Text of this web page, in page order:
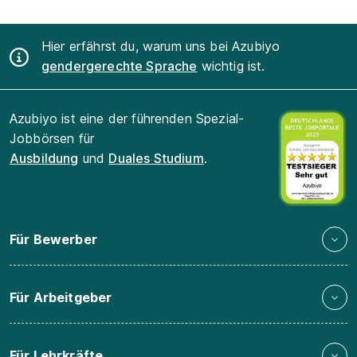
Hier erfährst du, warum uns bei Azubiyo
gendergerechte Sprache wichtig ist.
Azubiyo ist eine der führenden Spezial-
Jobbörsen für
Ausbildung und Duales Studium.
Für Bewerber
Für Arbeitgeber